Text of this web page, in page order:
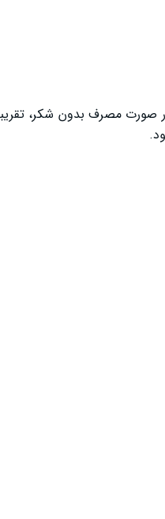
صورت مصرف بدون شکر،